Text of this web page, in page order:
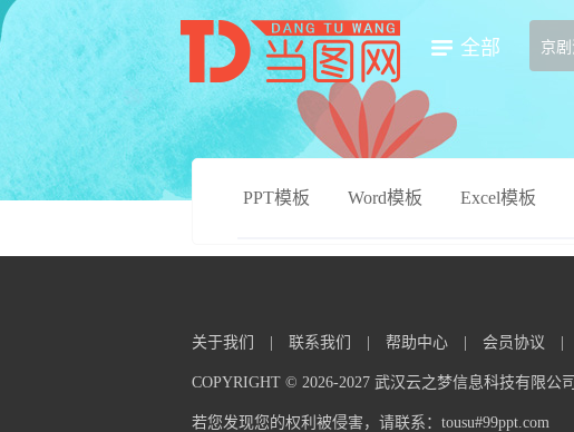
全部
PPT模板 Word模板 Excel模板
关于我们 联系我们 帮助中心 会员协议
COPYRIGHT © 2026-2027 武汉云之梦信息科技有限公司
若您发现您的权利被侵害，请联系：tousu#99ppt.com